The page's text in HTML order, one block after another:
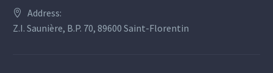
Address:
Z.I. Saunière, B.P. 70, 89600 Saint-Florentin